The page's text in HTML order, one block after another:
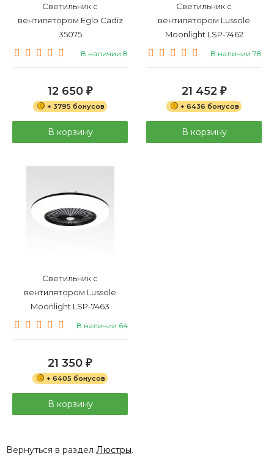
Светильник с
вентилятором Eglo Cadiz
35075
В наличии 8
12 650 ₽
+ 3795 бонусов
В корзину
Светильник с
вентилятором Lussole
Moonlight LSP-7462
В наличии 78
21 452 ₽
+ 6436 бонусов
В корзину
Светильник с
вентилятором Lussole
Moonlight LSP-7463
В наличии 64
21 350 ₽
+ 6405 бонусов
В корзину
Вернуться в раздел Люстры.